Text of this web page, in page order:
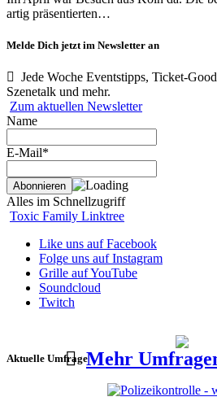
artig präsentierten…
Melde Dich jetzt im Newsletter an
Jede Woche Eventstipps, Ticket-
Szenetalk und mehr.
Zum aktuellen Newsletter
Name
E-Mail*
Alles im Schnellzugriff
Toxic Family Linktree
Like uns auf Facebook
Folge uns auf Instagram
Grille auf YouTube
Soundcloud
Twitch
Aktuelle UmfrageMehr